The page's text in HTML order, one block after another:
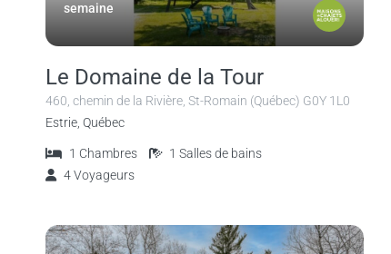
semaine
Le Domaine de la Tour
460, chemin de la Rivière, St-Romain (Québec) G0Y 1L0
Estrie, Québec
1 Chambres 1 Salles de bains
4Voyageurs